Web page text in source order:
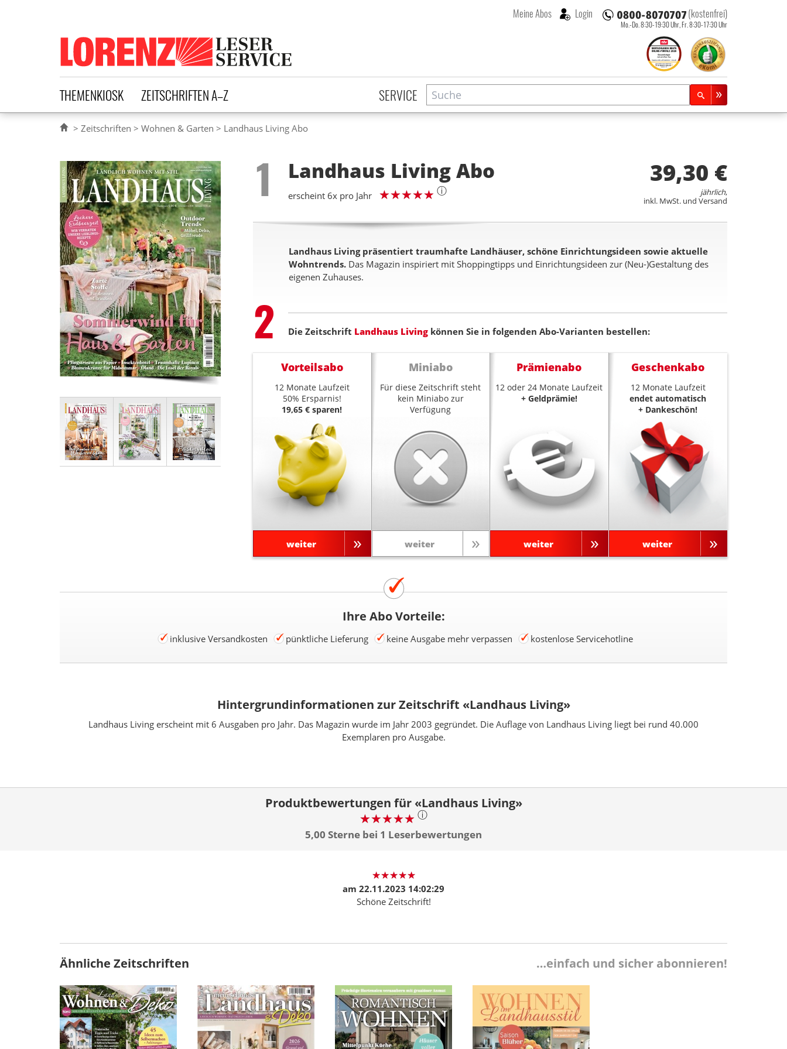
Lorenz Leserservice
(kostenfrei)
Mo.-Do. 8:30-19:30 Uhr, Fr. 8:30-17:30 Uhr
Meine Abos Login
THEMENKIOSK ZEITSCHRIFTEN A–Z SERVICE Suche
Zeitschriftensuche
Zeitschriften Wohnen & Garten Landhaus Living Abo
Step
1 Landhaus Living Abo
erscheint 6x pro Jahr ⓘ
39,30 €
jährlich,
inkl. MwSt. und Versand
Landhaus Living präsentiert traumhafte Landhäuser, schöne Einrichtungsideen sowie aktuelle
Wohntrends. Das Magazin inspiriert mit Shoppingtipps und Einrichtungsideen zur (Neu-)Gestaltung des
eigenen Zuhauses.
Step
2 Die Zeitschrift Landhaus Living können Sie in folgenden Abo-Varianten bestellen:
Vorteilsabo
12 Monate Laufzeit
50% Ersparnis!
19,65 € sparen!
weiter
Miniabo
Für diese Zeitschrift steht
kein Miniabo zur
Verfügung
weiter
Prämienabo
12 oder 24 Monate Laufzeit
+ Geldprämie!
weiter
Geschenkabo
12 Monate Laufzeit
endet automatisch
+ Dankeschön!
weiter
Ihre Abo Vorteile:
inklusive Versandkosten pünktliche Lieferung keine Ausgabe mehr verpassen kostenlose Servicehotline
Hintergrundinformationen zur Zeitschrift «Landhaus Living»
Landhaus Living erscheint mit 6 Ausgaben pro Jahr. Das Magazin wurde im Jahr 2003 gegründet. Die Auflage von Landhaus Living liegt bei rund 40.000
Exemplaren pro Ausgabe.
Produktbewertungen für «Landhaus Living»
ⓘ
5,00 Sterne bei 1 Leserbewertungen
am 22.11.2023 14:02:29
Schöne Zeitschrift!
Ähnliche Zeitschriften …einfach und sicher abonnieren!